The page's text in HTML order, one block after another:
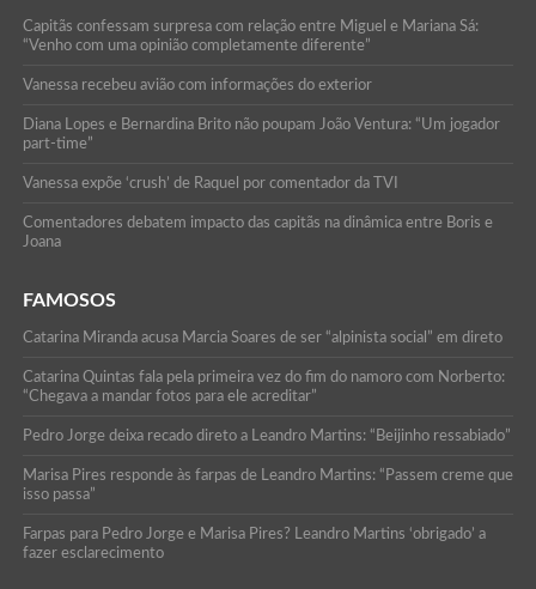
Capitãs confessam surpresa com relação entre Miguel e Mariana Sá:
“Venho com uma opinião completamente diferente”
Vanessa recebeu avião com informações do exterior
Diana Lopes e Bernardina Brito não poupam João Ventura: “Um jogador
part-time”
Vanessa expõe ‘crush’ de Raquel por comentador da TVI
Comentadores debatem impacto das capitãs na dinâmica entre Boris e
Joana
FAMOSOS
Catarina Miranda acusa Marcia Soares de ser “alpinista social” em direto
Catarina Quintas fala pela primeira vez do fim do namoro com Norberto:
“Chegava a mandar fotos para ele acreditar”
Pedro Jorge deixa recado direto a Leandro Martins: “Beijinho ressabiado”
Marisa Pires responde às farpas de Leandro Martins: “Passem creme que
isso passa”
Farpas para Pedro Jorge e Marisa Pires? Leandro Martins ‘obrigado’ a
fazer esclarecimento